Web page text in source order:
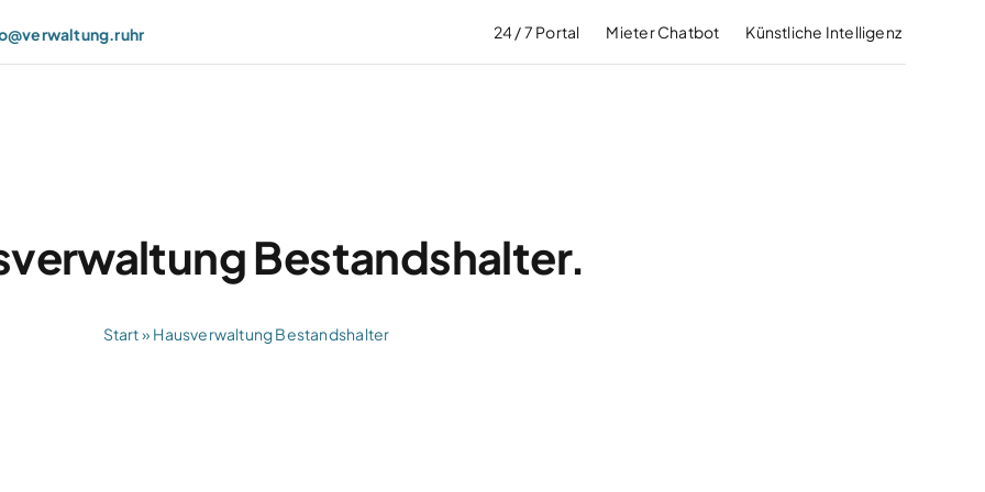
24 / 7 Portal Mieter Chatbot Künstliche Intelligenz
Bestandshalter.
Start» Hausverwaltung Bestandshalter